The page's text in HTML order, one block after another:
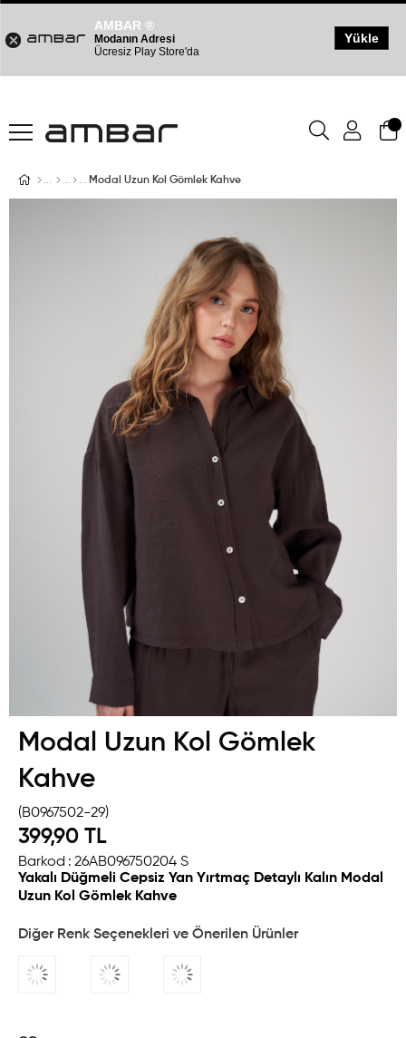
Modal Uzun Kol Gömlek Kahve
Modal Uzun Kol Gömlek
Kahve
(B0967502-29)
399,90 TL
Barkod : 26AB096750204 S
Yakalı Düğmeli Cepsiz Yan Yırtmaç Detaylı Kalın Modal
Uzun Kol Gömlek Kahve
Diğer Renk Seçenekleri ve Önerilen Ürünler
AMBAR ®
Modanın Adresi
Ücresiz Play Store'da
Yükle